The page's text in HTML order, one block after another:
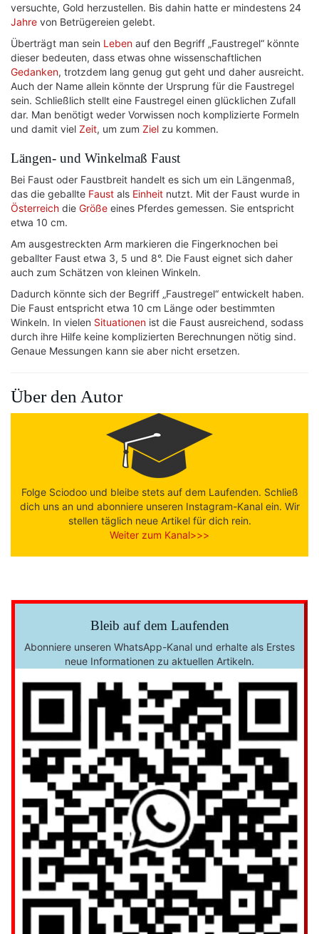
versuchte, Gold herzustellen. Bis dahin hatte er mindestens 24
Jahre von Betrügereien gelebt.
Überträgt man sein Leben auf den Begriff „Faustregel“ könnte
dieser bedeuten, dass etwas ohne wissenschaftlichen
Gedanken, trotzdem lang genug gut geht und daher ausreicht.
Auch der Name allein könnte der Ursprung für die Faustregel
sein. Schließlich stellt eine Faustregel einen glücklichen Zufall
dar. Man benötigt weder Vorwissen noch komplizierte Formeln
und damit viel Zeit, um zum Ziel zu kommen.
Längen- und Winkelmaß Faust
Bei Faust oder Faustbreit handelt es sich um ein Längenmaß,
das die geballte Faust als Einheit nutzt. Mit der Faust wurde in
Österreich die Größe eines Pferdes gemessen. Sie entspricht
etwa 10 cm.
Am ausgestreckten Arm markieren die Fingerknochen bei
geballter Faust etwa 3, 5 und 8°. Die Faust eignet sich daher
auch zum Schätzen von kleinen Winkeln.
Dadurch könnte sich der Begriff „Faustregel“ entwickelt haben.
Die Faust entspricht etwa 10 cm Länge oder bestimmten
Winkeln. In vielen Situationen ist die Faust ausreichend, sodass
durch ihre Hilfe keine komplizierten Berechnungen nötig sind.
Genaue Messungen kann sie aber nicht ersetzen.
Über den Autor
Folge Sciodoo und bleibe stets auf dem Laufenden. Schließ
dich uns an und abonniere unseren Instagram-Kanal ein. Wir
stellen täglich neue Artikel für dich rein.
Weiter zum Kanal>>>
Bleib auf dem Laufenden
Abonniere unseren WhatsApp-Kanal und erhalte als Erstes
neue Informationen zu aktuellen Artikeln.